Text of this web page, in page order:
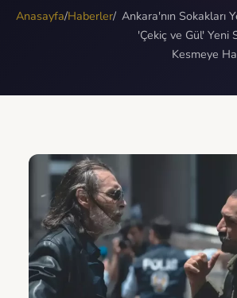
Anasayfa/Haberler/ Ankara'nın Sokakları
'Çekiç ve Gül' Yeni
Kesmeye